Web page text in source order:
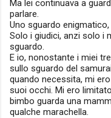
Ma lei continuava a
parlare.
Uno sguardo
Solo i giudici, anzi solo i
sguardo.
E io, nonostante i miei
sullo sguardo del
quando necessita, mi
suoi occhi. Mi ero
bimbo guarda una
qualche marachella.